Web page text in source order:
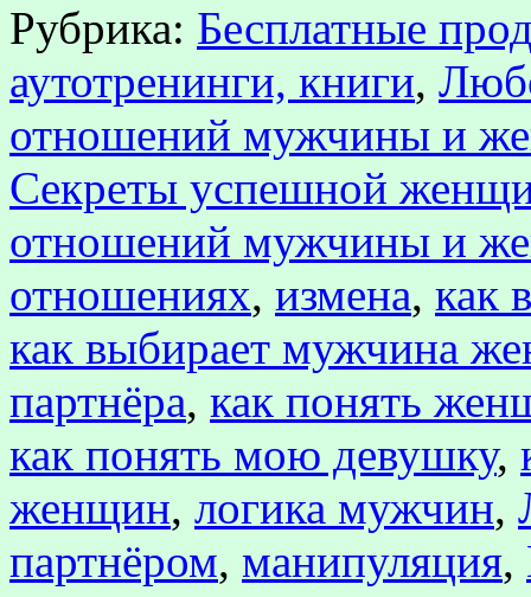
Рубрика: Бесплатные
аутотренинги, книги,
отношений мужчины и
Секреты успешной
отношений мужчины и
отношениях, измена, как
как выбирает мужчина
партнёра, как понять
как понять мою девушку,
женщин, логика мужчин,
партнёром, манипуляция,